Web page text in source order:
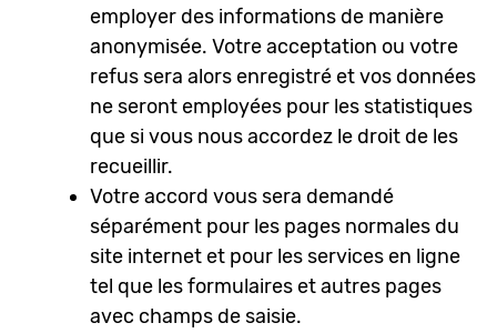
employer des informations de manière
anonymisée. Votre acceptation ou votre
refus sera alors enregistré et vos données
ne seront employées pour les statistiques
que si vous nous accordez le droit de les
recueillir.
Votre accord vous sera demandé
séparément pour les pages normales du
site internet et pour les services en ligne
tel que les formulaires et autres pages
avec champs de saisie.